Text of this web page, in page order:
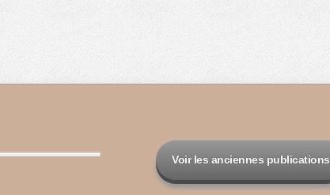
Voir les anciennes publications